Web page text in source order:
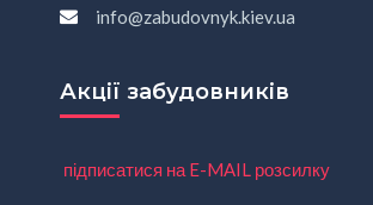
info@zabudovnyk.kiev.ua
Акції забудовників
підписатися на E-MAIL розсилку